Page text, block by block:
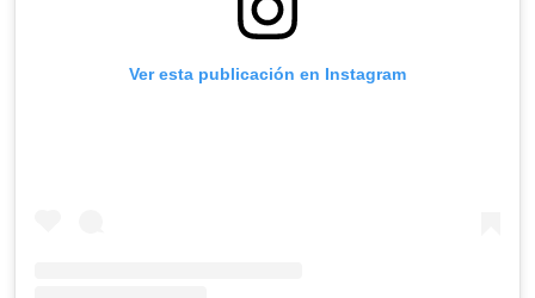
Ver esta publicación en Instagram